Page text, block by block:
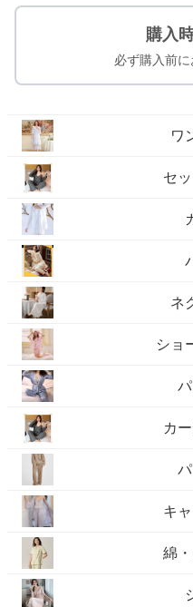
購入
必ず購入前に
ワ
セ
ネ
ショ
カ
キ
綿